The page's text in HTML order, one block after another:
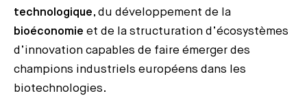
technologique, du développement de la
bioéconomie et de la structuration d’écosystèmes
d’innovation capables de faire émerger des
champions industriels européens dans les
biotechnologies.